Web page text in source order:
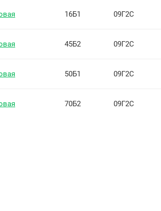
16Б1 09Г2С
45Б2 09Г2С
50Б1 09Г2С
70Б2 09Г2С